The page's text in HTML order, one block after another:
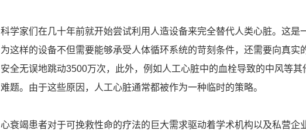
科学家们在几十年前就开始尝试利用人造设备来完全替代人类心脏。这是
为这样的设备不但需要能够承受人体循环系统的苛刻条件，还需要向真实
安全无误地跳动3500万次，此外，例如人工心脏中的血栓导致的中风等其
难题。由于这些原因，人工心脏通常都被作为一种临时的策略。
心衰竭患者对于可挽救性命的疗法的巨大需求驱动着学术机构以及私营企